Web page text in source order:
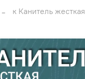
к Канитель жесткая